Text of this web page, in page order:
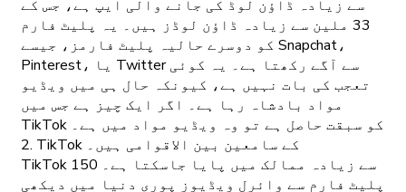
سے زیادہ ڈاؤن لوڈ کی جانے والی ایپ ہے، جس کے
33 ملین سے زیادہ ڈاؤن لوڈز ہیں۔ یہ پلیٹ فارم
کو دوسرے حالیہ پلیٹ فارمز، جیسے Snapchat،
Pinterest، یا Twitter سے آگے رکھتا ہے۔ یہ کوئی
تعجب کی بات نہیں ہے، کیونکہ حال ہی میں ویڈیو
مواد بادشاہ رہا ہے۔ اگر ایک چیز ہے جس میں
TikTok کو سبقت حاصل ہے تو وہ ویڈیو مواد میں ہے۔
2. TikTok کے سامعین بین الاقوامی ہیں۔
TikTok 150 سے زیادہ ممالک میں پایا جاسکتا ہے۔
پلیٹ فارم سے وائرل ویڈیوز پوری دنیا میں دیکھی